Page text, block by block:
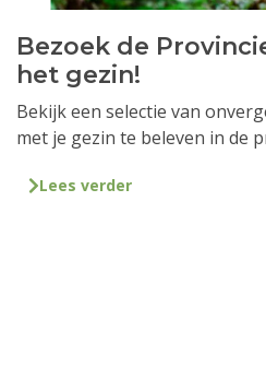
Bezoek de
het gezin!
Bekijk een selectie van
met je gezin te beleven in de
Lees verder